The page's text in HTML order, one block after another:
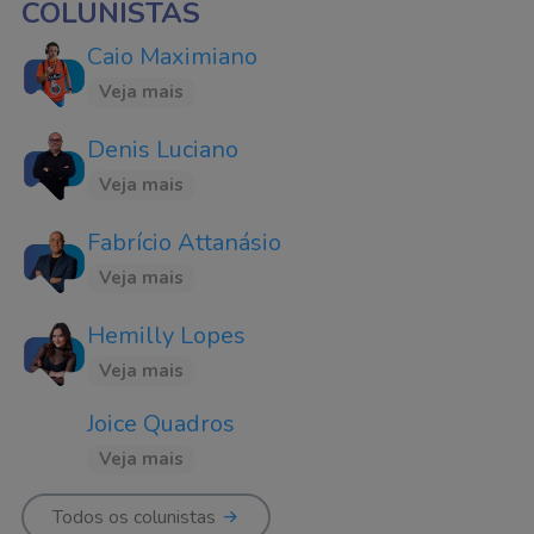
COLUNISTAS
Caio Maximiano
Veja mais
Denis Luciano
Veja mais
Fabrício Attanásio
Veja mais
Hemilly Lopes
Veja mais
Joice Quadros
Veja mais
Todos os colunistas